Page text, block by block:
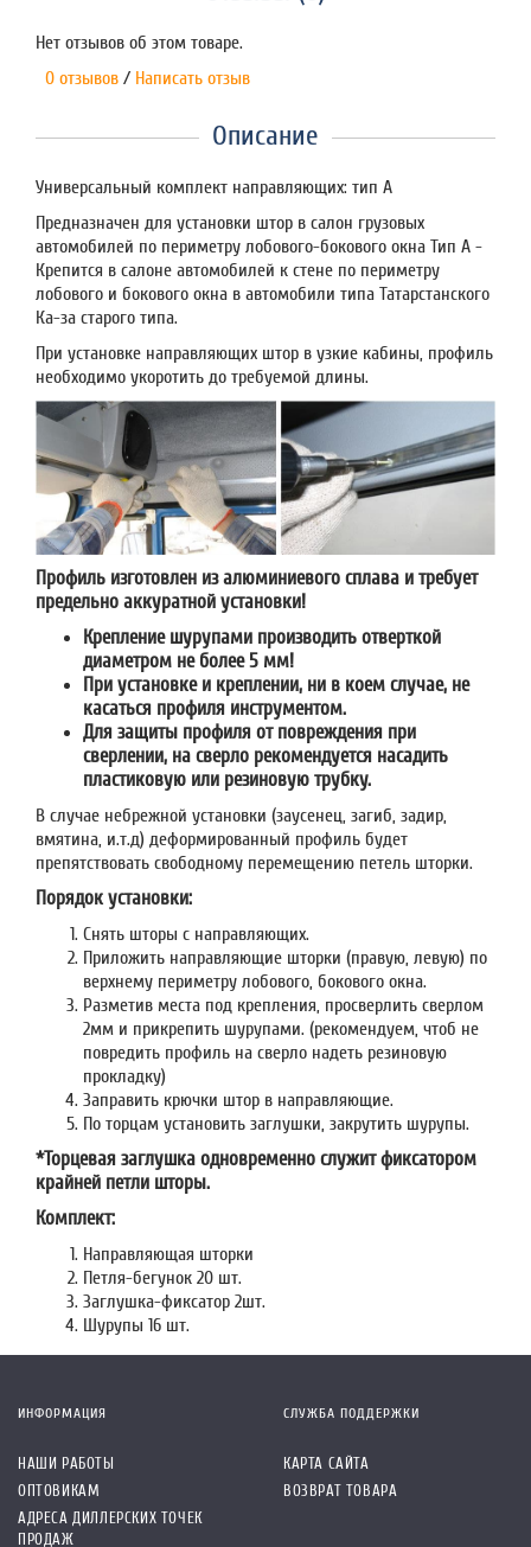
Нет отзывов об этом товаре.
0 отзывов / Написать отзыв
Описание
Универсальный комплект направляющих: тип А
Предназначен для установки штор в салон грузовых
автомобилей по периметру лобового-бокового окна Тип А -
Крепится в салоне автомобилей к стене по периметру
лобового и бокового окна в автомобили типа Татарстанского
Ка-за старого типа.
При установке направляющих штор в узкие кабины, профиль
необходимо укоротить до требуемой длины.
Профиль изготовлен из алюминиевого сплава и требует
предельно аккуратной установки!
Крепление шурупами производить отверткой
диаметром не более 5 мм!
При установке и креплении, ни в коем случае, не
касаться профиля инструментом.
Для защиты профиля от повреждения при
сверлении, на сверло рекомендуется насадить
пластиковую или резиновую трубку.
В случае небрежной установки (заусенец, загиб, задир,
вмятина, и.т.д) деформированный профиль будет
препятствовать свободному перемещению петель шторки.
Порядок установки:
Снять шторы с направляющих.
Приложить направляющие шторки (правую, левую) по
верхнему периметру лобового, бокового окна.
Разметив места под крепления, просверлить сверлом
2мм и прикрепить шурупами. (рекомендуем, чтоб не
повредить профиль на сверло надеть резиновую
прокладку)
Заправить крючки штор в направляющие.
По торцам установить заглушки, закрутить шурупы.
*Торцевая заглушка одновременно служит фиксатором
крайней петли шторы.
Комплект:
Направляющая шторки
Петля-бегунок 20 шт.
Заглушка-фиксатор 2шт.
Шурупы 16 шт.
ИНФОРМАЦИЯ
НАШИ РАБОТЫ
ОПТОВИКАМ
АДРЕСА ДИЛЛЕРСКИХ ТОЧЕК
ПРОДАЖ
СЛУЖБА ПОДДЕРЖКИ
КАРТА САЙТА
ВОЗВРАТ ТОВАРА